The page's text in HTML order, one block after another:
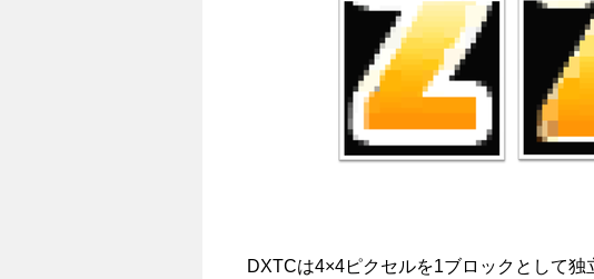
DXTCは4×4ピクセルを1ブロックとして